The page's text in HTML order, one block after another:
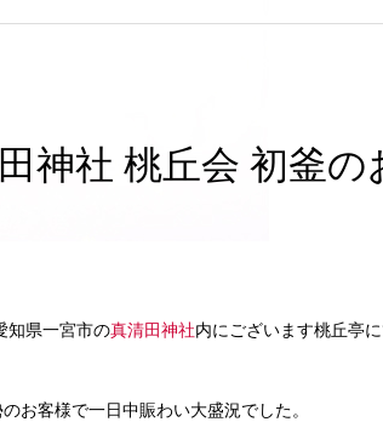
神社 桃丘会 初釜の
知県一宮市の真清田神社内にございます桃丘亭
お客様で一日中賑わい大盛況でした。